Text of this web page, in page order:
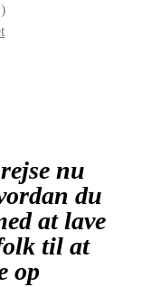
nu
du
at lave
til at
op